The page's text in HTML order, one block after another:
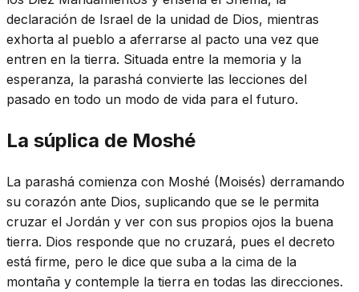
declaración de Israel de la unidad de Dios, mientras
exhorta al pueblo a aferrarse al pacto una vez que
entren en la tierra. Situada entre la memoria y la
esperanza, la parashá convierte las lecciones del
pasado en todo un modo de vida para el futuro.
La súplica de Moshé
La parashá comienza con Moshé (Moisés) derramando
su corazón ante Dios, suplicando que se le permita
cruzar el Jordán y ver con sus propios ojos la buena
tierra. Dios responde que no cruzará, pues el decreto
está firme, pero le dice que suba a la cima de la
montaña y contemple la tierra en todas las direcciones.